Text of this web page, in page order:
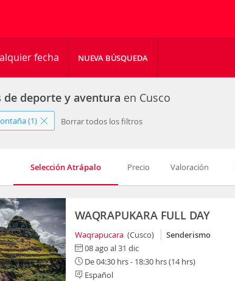
fecha NUEVA BÚSQUEDA
de deporte y aventura en Cusco
(1) Borrar todos los filtros
Selección Atrápalo Precio Valoración
WAQRAPUKARA FULL DAY
Waqrapucara (Cusco)
Senderismo
08 ago al 31 dic
De 04:30 hrs - 18:30 hrs (14 hrs)
Español